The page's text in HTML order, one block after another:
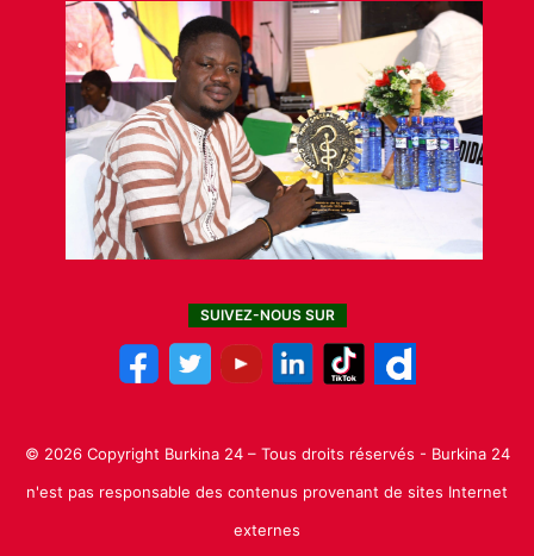
SUIVEZ-NOUS SUR
© 2026 Copyright Burkina 24 – Tous droits réservés - Burkina 24
n'est pas responsable des contenus provenant de sites Internet
externes